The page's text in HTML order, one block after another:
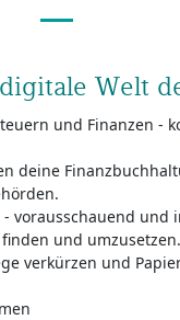
Welt
und Finanzen -
deine
vorausschauend und
und umzusetzen.
verkürzen und